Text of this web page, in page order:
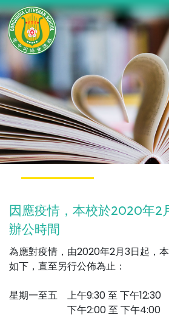
因應疫情，本校於2020年2
辦公時間
為應對疫情，由2020年2月3日起，
如下，直至另行公佈為止：
星期一至五 上午9:30 至 下午12:30
下午2:00 至 下午4:00